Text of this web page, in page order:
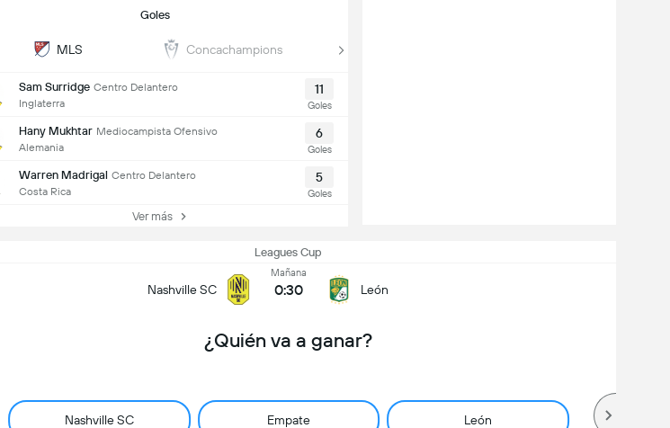
Goles
MLS Concachampions
Sam Surridge Centro Delantero
Inglaterra
11
Goles
Hany Mukhtar Mediocampista Ofensivo
Alemania
6
Goles
Warren Madrigal Centro Delantero
Costa Rica
5
Goles
Ver más
Leagues Cup
Nashville SC
Mañana
0:30 León
¿Quién va a ganar?
Nashville SC Empate León